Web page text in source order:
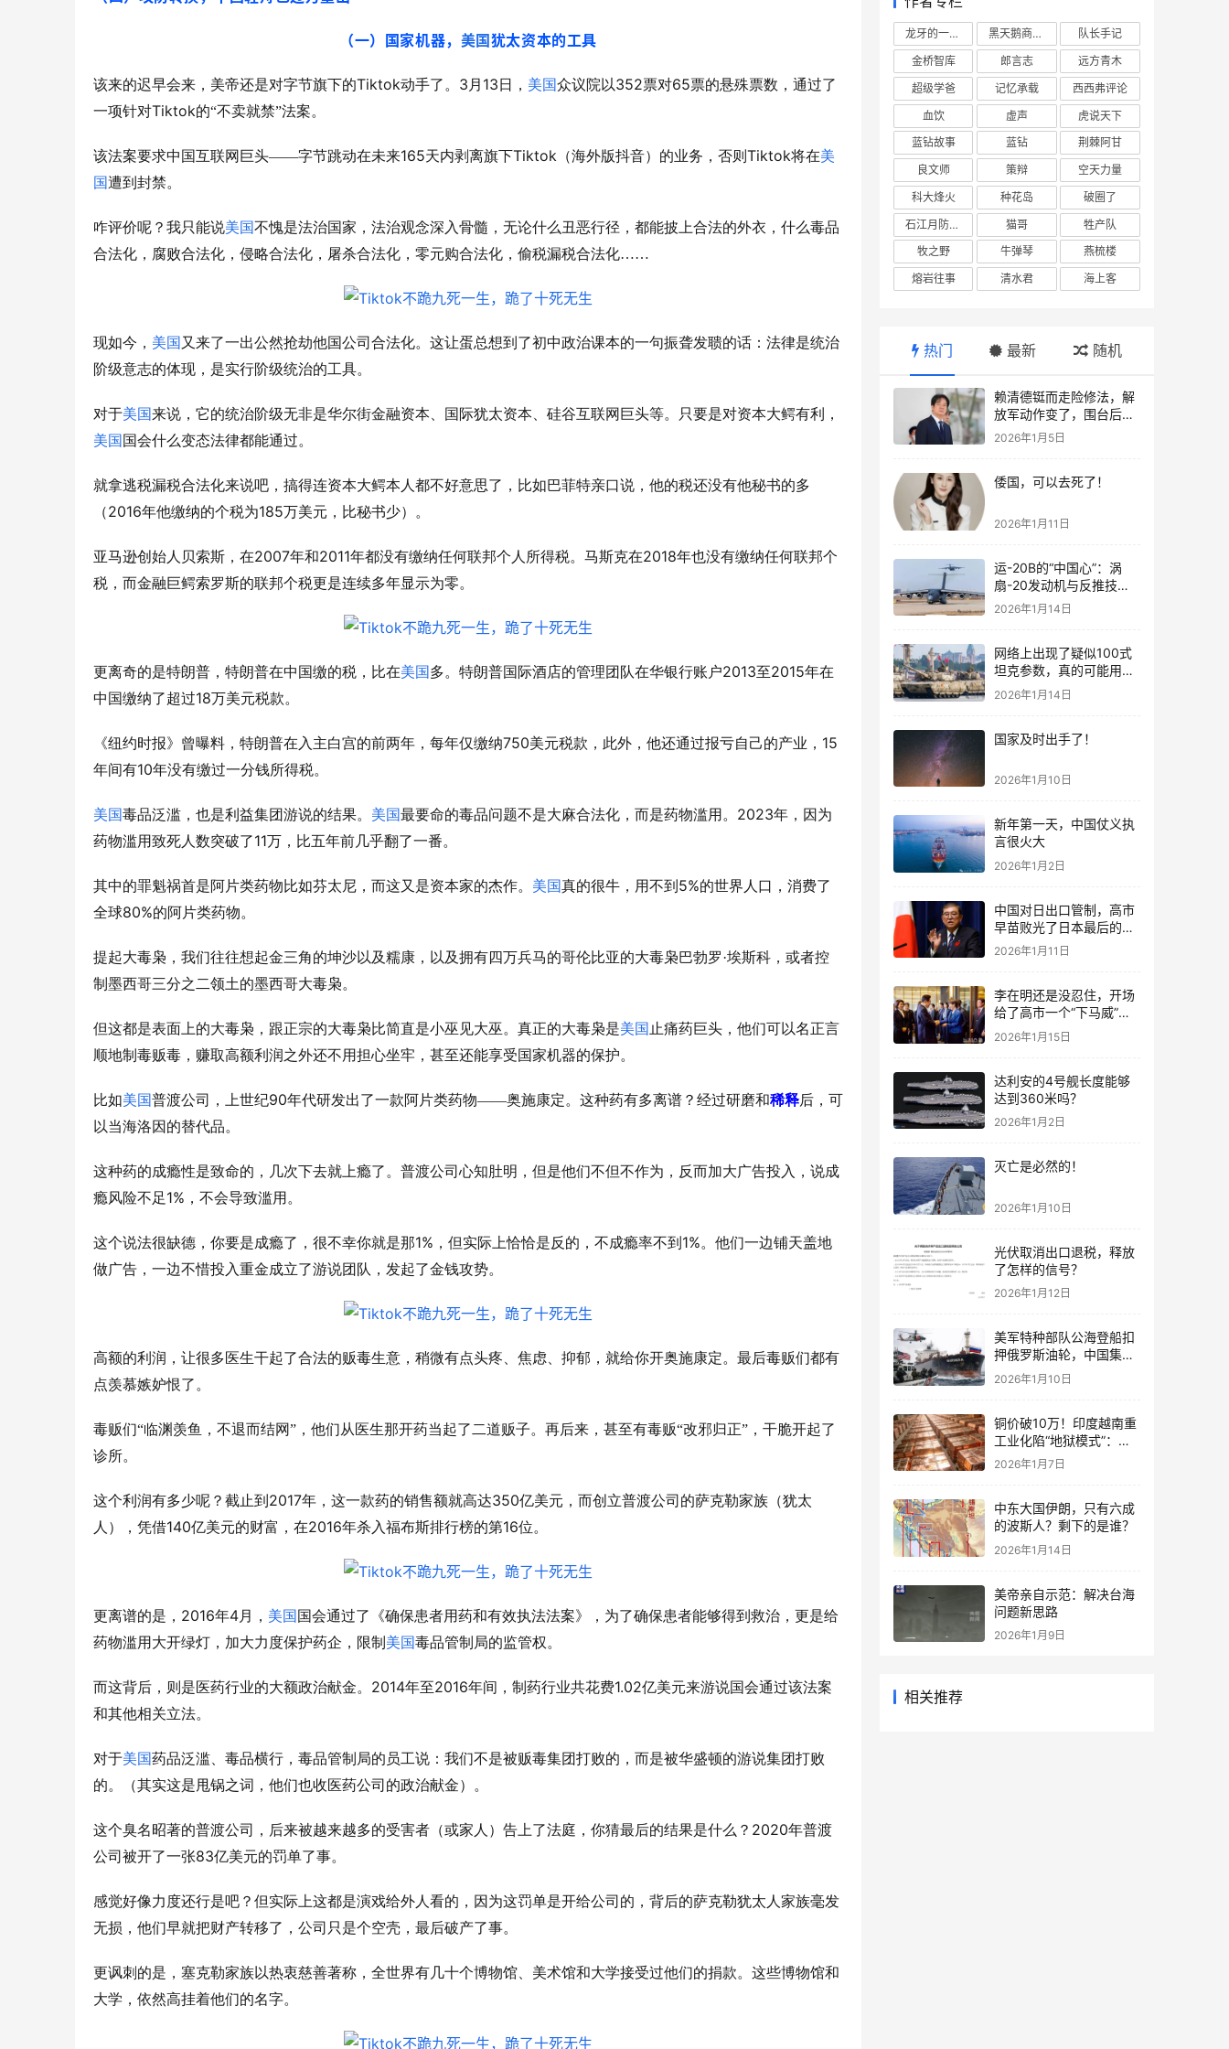
（一）国家机器， 美国 犹太资本的工具
该来的迟早会来，美帝还是对字节旗下的Tiktok动手了。 3 月 13 日， 美国众议院以352票对65票的悬殊票数，通过了
一项针对Tiktok的“不卖就禁”法案。
该法案要求中国互联网巨头——字节跳动在未来165天内剥离旗下Tiktok （海外版抖音）的业务，否则 Tiktok将在美
国遭到封禁。
咋评价呢？我只能说美国不愧是法治国家，法治观念深入骨髓，无论什么丑恶行径，都能披上合法的外衣，什么毒品
合法化，腐败合法化，侵略合法化，屠杀合法化，零元购合法化，偷税漏税合法化……
现如今， 美国 又来了一出公然抢劫他国公司合法化。这让蛋总想到了初中政治课本的一句振聋发聩的话：法律是统治
阶级意志的体现，是实行阶级统治的工具。
对于美国来说，它的统治阶级无非是华尔街金融资本、国际犹太资本、硅谷互联网巨头等。只要是对资本大鳄有利，
美国 国会什么变态法律都能通过。
就拿逃税漏税合法化来说吧，搞得连资本大鳄本人都不好意思了，比如巴菲特亲口说，他的税还没有他秘书的多
（2016年他缴纳的个税为185万美元，比秘书少）。
亚马逊创始人贝索斯，在2007年和2011年都没有缴纳任何联邦个人所得税。马斯克在2018年也没有缴纳任何联邦个
税，而金融巨鳄索罗斯的联邦个税更是连续多年显示为零。
更离奇的是特朗普，特朗普在中国缴的税，比在美国 多。特朗普国际酒店的管理团队在华银行账户2013至2015年在
中国缴纳了超过18万美元税款。
《纽约时报》曾曝料，特朗普在入主白宫的前两年，每年仅缴纳750美元税款，此外，他还通过报亏自己的产业， 15
年间有10年没有缴过一分钱所得税。
美国毒品泛滥，也是利益集团游说的结果。 美国最要命的毒品问题不是大麻合法化，而是药物滥用。 2023年，因为
药物滥用致死人数突破了11万，比五年前几乎翻了一番。
其中的罪魁祸首是阿片类药物比如芬太尼，而这又是资本家的杰作。 美国真的很牛，用不到 5%的世界人口，消费了
全球80%的阿片类药物。
提起大毒枭，我们往往想起金三角的坤沙以及糯康，以及拥有四万兵马的哥伦比亚的大毒枭巴勃罗·埃斯科，或者控
制墨西哥三分之二领土的墨西哥大毒枭。
但这都是表面上的大毒枭，跟正宗的大毒枭比简直是小巫见大巫。真正的大毒枭是美国 止痛药巨头，他们可以名正言
顺地制毒贩毒，赚取高额利润之外还不用担心坐牢，甚至还能享受国家机器的保护。
比如美国普渡公司，上世纪90年代研发出了一款阿片类药物——奥施康定。这种药有多离谱？经过研磨和稀释后，可
以当海洛因的替代品。
这种药的成瘾性是致命的，几次下去就上瘾了。普渡公司心知肚明，但是他们不但不作为，反而加大广告投入，说成
瘾风险不足1% ，不会导致滥用。
这个说法很缺德，你要是成瘾了，很不幸你就是那1% ，但实际上恰恰是反的，不成瘾率不到 1%。他们一边铺天盖地
做广告，一边不惜投入重金成立了游说团队，发起了金钱攻势。
高额的利润，让很多医生干起了合法的贩毒生意，稍微有点头疼、焦虑、抑郁，就给你开奥施康定。最后毒贩们都有
点羡慕嫉妒恨了。
毒贩们“临渊羡鱼，不退而结网”，他们从医生那开药当起了二道贩子。再后来，甚至有毒贩“改邪归正”，干脆开起了
诊所。
这个利润有多少呢？截止到 2017年，这一款药的销售额就高达350亿美元，而创立普渡公司的萨克勒家族（犹太
人），凭借140亿美元的财富，在2016年杀入福布斯排行榜的第16位。
更离谱的是， 2016年4月， 美国 国会通过了《确保患者用药和有效执法法案》，为了确保患者能够得到救治，更是给
药物滥用大开绿灯，加大力度保护药企，限制 美国毒品管制局的监管权。
而这背后，则是医药行业的大额政治献金。 2014年至2016年间，制药行业共花费1.02亿美元来游说国会通过该法案
和其他相关立法。
对于美国药品泛滥、毒品横行，毒品管制局的员工说：我们不是被贩毒集团打败的，而是被华盛顿的游说集团打败
的。（其实这是甩锅之词，他们也收医药公司的政治献金）。
这个臭名昭著的普渡公司，后来被越来越多的受害者（或家人）告上了法庭，你猜最后的结果是什么？ 2020年普渡
公司被开了一张83亿美元的罚单了事。
感觉好像力度还行是吧？但实际上这都是演戏给外人看的，因为这罚单是开给公司的，背后的萨克勒犹太人家族毫发
无损，他们早就把财产转移了，公司只是个空壳，最后破产了事。
更讽刺的是，塞克勒家族以热衷慈善著称，全世界有几十个博物馆、美术馆和大学接受过他们的捐款。这些博物馆和
大学，依然高挂着他们的名字。
龙牙的一座山 黑天鹅商业情报站
队长手记
金桥智库
郎言志
远方青木
超级学爸
记忆承载
西西弗评论
血饮
虚声
虎说天下
蓝钻故事
蓝钻
荆棘阿甘
良文师
策辩
空天力量
科大烽火
种花岛
破圈了
石江月防务观察
猫哥
牲产队
牧之野
牛弹琴
燕梳楼
熔岩往事
清水君 海上客
热门 最新 随机
赖清德铤而走险修法，解
放军动作变了，围台后的
“真正杀招”曝光
2026年1月5日
倭国，可以去死了！
2026年1月11日
运-20B的“中国心”：涡
扇-20发动机与反推技术
大突破！
2026年1月14日
网络上出现了疑似100式
坦克参数，真的可能用了
钛合金装甲！
2026年1月14日
国家及时出手了！
2026年1月10日
新年第一天，中国仗义执
言很火大
2026年1月2日
中国对日出口管制，高市
早苗败光了日本最后的国
运
2026年1月11日
李在明还是没忍住，开场
给了高市一个“下马威”，
还特意提到中国
2026年1月15日
达利安的4号舰长度能够
达到360米吗？
2026年1月2日
灭亡是必然的！
2026年1月10日
光伏取消出口退税，释放
了怎样的信号？
2026年1月12日
美军特种部队公海登船扣
押俄罗斯油轮，中国集装
箱武装船早有准备？
2026年1月10日
铜价破10万！印度越南重
工业化陷“地狱模式”：中
国当年抄底的历史红利，
2026年1月7日
中东大国伊朗，只有六成
的波斯人？剩下的是谁？
2026年1月14日
美帝亲自示范：解决台海
问题新思路
2026年1月9日
相关推荐